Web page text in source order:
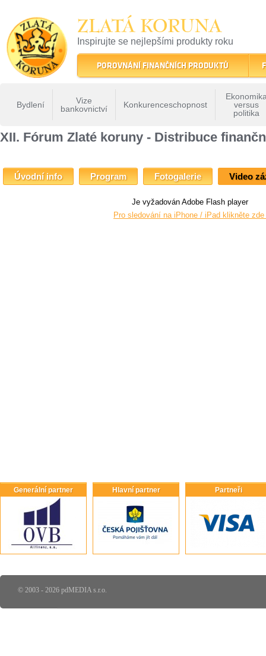
ZLATÁ KORUNA
Inspirujte se nejlepšími produkty roku
22 let tradice a kvality na finančním trhu
POROVNÁNÍ FINANČNÍCH PRODUKTŮ
Bydlení
Vize
bankovnictví
Konkurenceschopnost
versus
politika
XII. Fórum Zlaté koruny - Distribuce
XII. Fórum Zlaté koruny - Distribuce
Úvodní info Program Fotogalerie Video
Je vyžadován Adobe Flash player
Pro sledování na iPhone / iPad klikněte zde
Generální partner Hlavní partner Partneři
© 2003 - 2026 pdMEDIA s.r.o.